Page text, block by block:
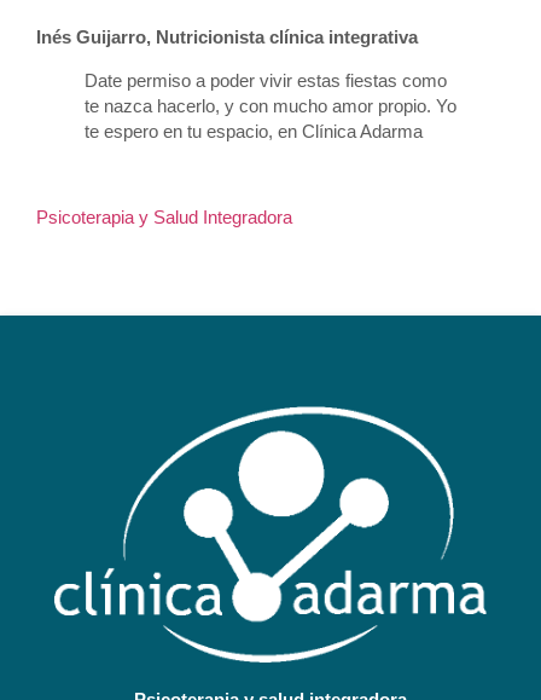
Inés Guijarro, Nutricionista clínica integrativa
Date permiso a poder vivir estas fiestas como
te nazca hacerlo, y con mucho amor propio. Yo
te espero en tu espacio, en Clínica Adarma
Psicoterapia y Salud Integradora